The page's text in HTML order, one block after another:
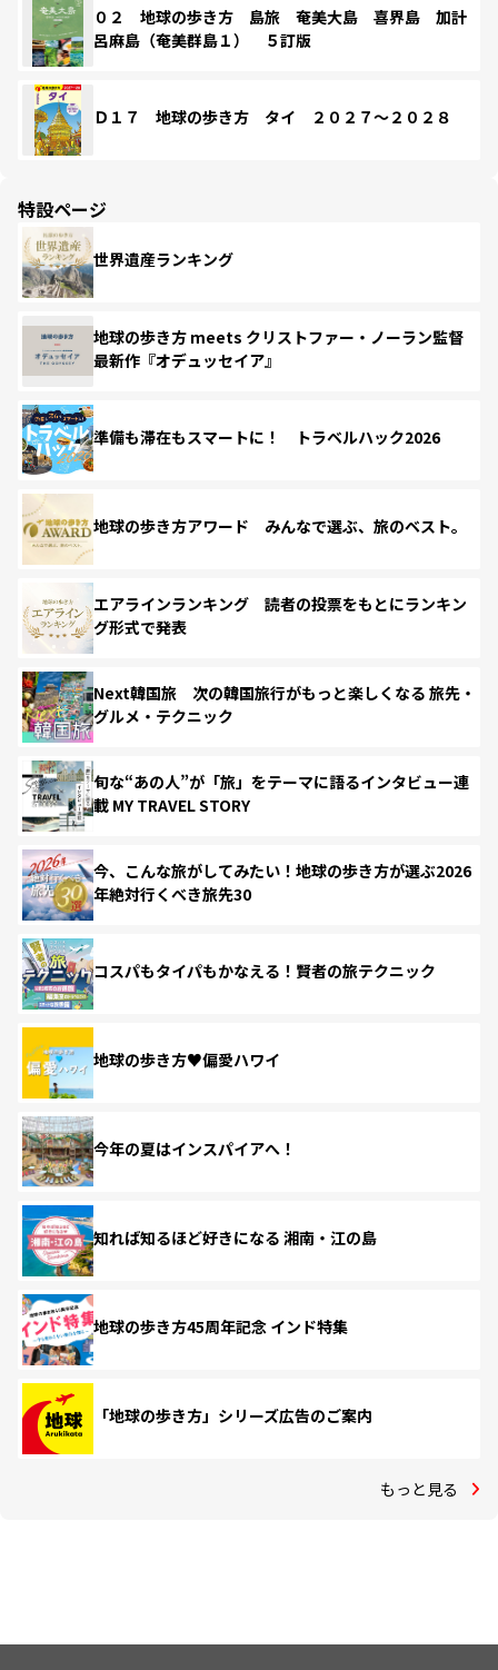
０２ 地球の歩き方 島旅 奄美大島 喜界島 加計
呂麻島（奄美群島１） ５訂版
Ｄ１７ 地球の歩き方 タイ ２０２７～２０２８
特設ページ
世界遺産ランキング
地球の歩き方 meets クリストファー・ノーラン監督
最新作『オデュッセイア』
準備も滞在もスマートに！ トラベルハック2026
地球の歩き方アワード みんなで選ぶ、旅のベスト。
エアラインランキング 読者の投票をもとにランキン
グ形式で発表
Next韓国旅 次の韓国旅行がもっと楽しくなる 旅先・
グルメ・テクニック
旬な“あの人”が「旅」をテーマに語るインタビュー連
載 MY TRAVEL STORY
今、こんな旅がしてみたい！地球の歩き方が選ぶ2026
年絶対行くべき旅先30
コスパもタイパもかなえる！賢者の旅テクニック
地球の歩き方♥偏愛ハワイ
今年の夏はインスパイアへ！
知れば知るほど好きになる 湘南・江の島
地球の歩き方45周年記念 インド特集
「地球の歩き方」シリーズ広告のご案内
もっと見る